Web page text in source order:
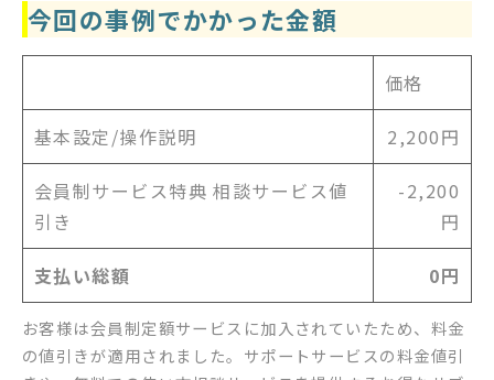
今回の事例でかかった金額
価格
基本設定/操作説明 2,200円
会員制サービス特典 相談サービス値
引き
-2,200
円
支払い総額 0円
お客様は会員制定額サービスに加入されていたため、料金
の値引きが適用されました。サポートサービスの料金値引